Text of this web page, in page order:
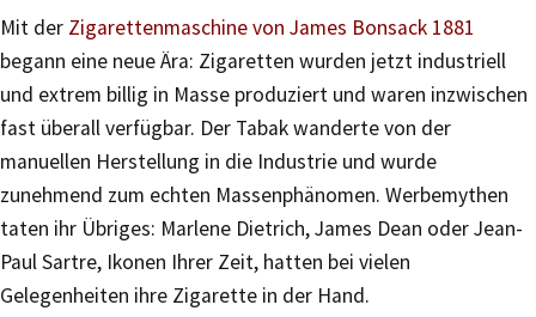
Mit der Zigarettenmaschine von James Bonsack 1881
begann eine neue Ära: Zigaretten wurden jetzt industriell
und extrem billig in Masse produziert und waren inzwischen
fast überall verfügbar. Der Tabak wanderte von der
manuellen Herstellung in die Industrie und wurde
zunehmend zum echten Massenphänomen. Werbemythen
taten ihr Übriges: Marlene Dietrich, James Dean oder Jean-
Paul Sartre, Ikonen Ihrer Zeit, hatten bei vielen
Gelegenheiten ihre Zigarette in der Hand.